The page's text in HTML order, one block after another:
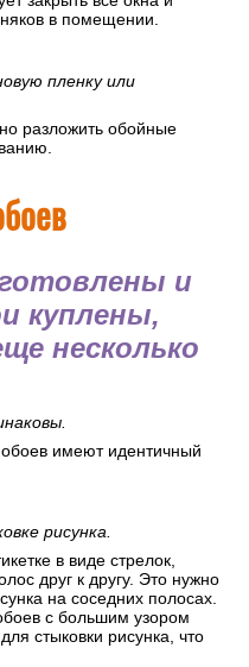
в помещении.
пленку или
разложить обойные
и
куплены,
несколько
обоев имеют идентичный
рисунка.
в виде стрелок,
друг к другу. Это нужно
на соседних полосах.
с большим узором
стыковки рисунка, что